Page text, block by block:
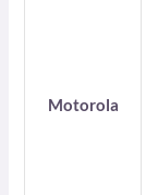
Motorola